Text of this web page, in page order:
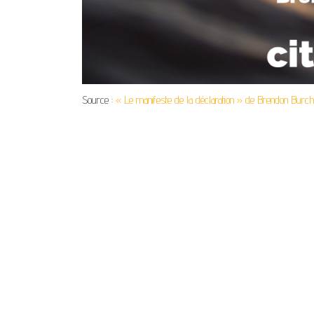
Source : « Le manifeste de la déclaration » de Brendon